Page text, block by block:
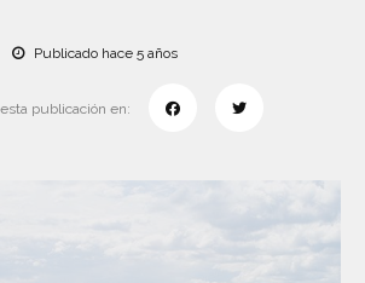
Publicado hace 5 años
publicación en: